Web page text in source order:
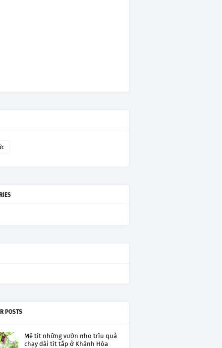
POSTS
Mê tít những vườn nho trĩu quả
chạy dài tít tắp ở Khánh Hòa